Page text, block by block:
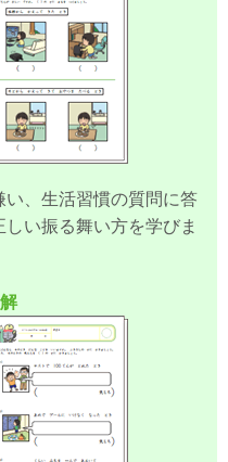
い、生活習慣の質問に答
い振る舞い方を学びま